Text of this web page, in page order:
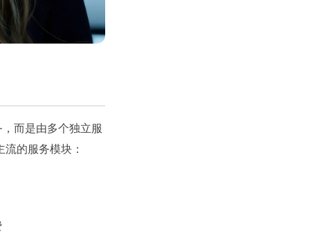
而是由多个独立服
的服务模块：